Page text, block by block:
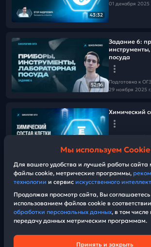
43:32
01 декабря 2025
52:16
Задание 6:
посуда
Подготовка к
29 ноября 2025
Химический
01:00:16
Лишайники,
Подготовка к
22 ноября 2025
Мы используем Cookie
Для вашего удобства и лучшей работы сайта
файлы cookie, метрические программы,
технологии и сервис искусственного
Продолжая просмотр сайта, Вы соглашаетесь
использованием файлов cookie в
обработки персональных данных, в том числе
передачу данных метрическим программам.
Принять и закрыть